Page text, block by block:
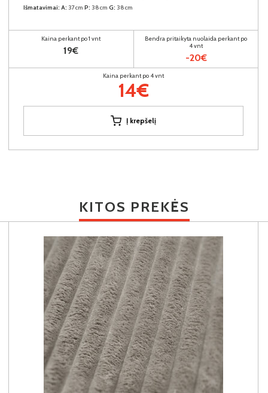
Išmatavimai: A: 37cm P: 38cm G: 38cm
Kaina perkant po 1 vnt
19€
Bendra pritaikyta nuolaida perkant po
4 vnt
-20€
Kaina perkant po 4 vnt
14€
Į krepšelį
KITOS PREKĖS